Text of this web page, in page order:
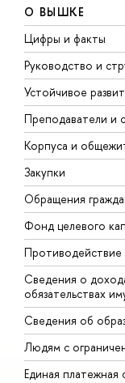
О ВЫШКЕ
Цифры и факты
Руководство и
Устойчивое
Преподаватели и
Корпуса и
Закупки
Обращения
Фонд целевого
Противодействие
Сведения о
обязательствах
Сведения об
Людям с
Единая платежная